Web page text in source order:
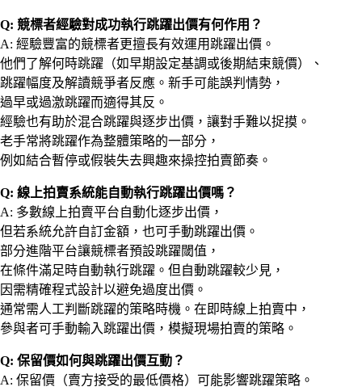
Q: 競標者經驗對成功執行跳躍出價有何作用？
A: 經驗豐富的競標者更擅長有效運用跳躍出價。
他們了解何時跳躍（如早期設定基調或後期結束競價）、
跳躍幅度及解讀競爭者反應。新手可能誤判情勢，
過早或過激跳躍而適得其反。
經驗也有助於混合跳躍與逐步出價，讓對手難以捉摸。
老手常將跳躍作為整體策略的一部分，
例如結合暫停或假裝失去興趣來操控拍賣節奏。
Q: 線上拍賣系統能自動執行跳躍出價嗎？
A: 多數線上拍賣平台自動化逐步出價，
但若系統允許自訂金額，也可手動跳躍出價。
部分進階平台讓競標者預設跳躍閾值，
在條件滿足時自動執行跳躍。但自動跳躍較少見，
因需精確程式設計以避免過度出價。
通常需人工判斷跳躍的策略時機。在即時線上拍賣中，
參與者可手動輸入跳躍出價，模擬現場拍賣的策略。
Q: 保留價如何與跳躍出價互動？
A: 保留價（賣方接受的最低價格）可能影響跳躍策略。